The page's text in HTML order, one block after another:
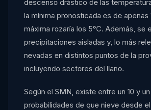
descenso drástico de las
la mínima pronosticada es de apenas
máxima rozaría los 5°C. Además, se
precipitaciones aisladas y, lo más
nevadas en distintos puntos de la
incluyendo sectores del llano.
Según el SMN, existe entre un 10 y
probabilidades de que nieve desde